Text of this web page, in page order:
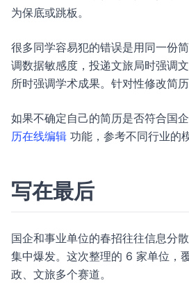
为保底或跳板。
很多同学容易犯的错误是用同一份
调数据敏感度，投递文旅局时强调
所时强调学术成果。针对性修改简
如果不确定自己的简历是否符合国
历在线编辑 功能，参考不同行业的
写在最后
国企和事业单位的春招往往信息分
集中爆发。这次整理的 6 家单位，
政、文旅多个赛道。